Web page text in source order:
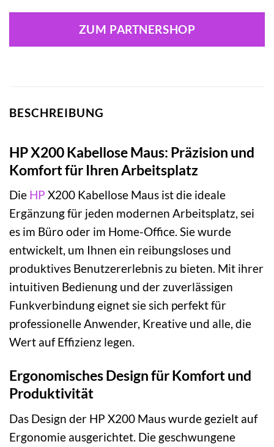
ZUM PARTNERSHOP
BESCHREIBUNG
HP X200 Kabellose Maus: Präzision und
Komfort für Ihren Arbeitsplatz
Die HP X200 Kabellose Maus ist die ideale
Ergänzung für jeden modernen Arbeitsplatz, sei
es im Büro oder im Home-Office. Sie wurde
entwickelt, um Ihnen ein reibungsloses und
produktives Benutzererlebnis zu bieten. Mit ihrer
intuitiven Bedienung und der zuverlässigen
Funkverbindung eignet sie sich perfekt für
professionelle Anwender, Kreative und alle, die
Wert auf Effizienz legen.
Ergonomisches Design für Komfort und
Produktivität
Das Design der HP X200 Maus wurde gezielt auf
Ergonomie ausgerichtet. Die geschwungene